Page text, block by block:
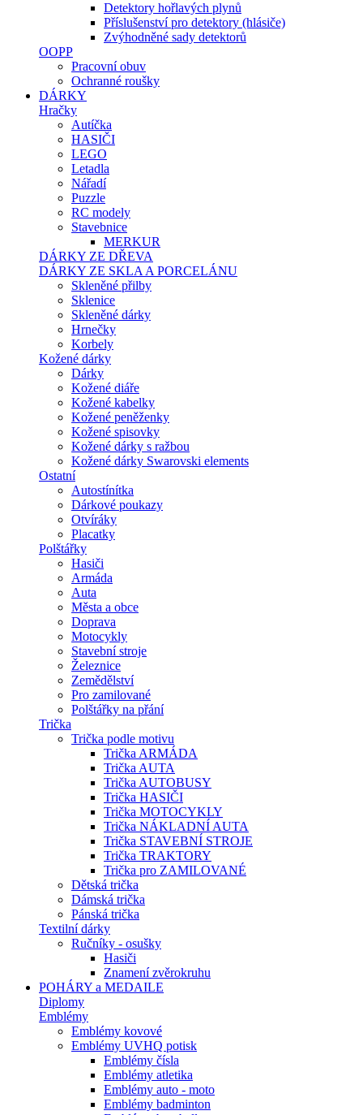
Detektory hořlavých plynů
Příslušenství pro detektory (hlásiče)
Zvýhodněné sady detektorů
OOPP
Pracovní obuv
Ochranné roušky
DÁRKY
Hračky
Autíčka
HASIČI
LEGO
Letadla
Nářadí
Puzzle
RC modely
Stavebnice
MERKUR
DÁRKY ZE DŘEVA
DÁRKY ZE SKLA A PORCELÁNU
Skleněné přilby
Sklenice
Skleněné dárky
Hrnečky
Korbely
Kožené dárky
Dárky
Kožené diáře
Kožené kabelky
Kožené peněženky
Kožené spisovky
Kožené dárky s ražbou
Kožené dárky Swarovski elements
Ostatní
Autostínítka
Dárkové poukazy
Otvíráky
Placatky
Polštářky
Hasiči
Armáda
Auta
Města a obce
Doprava
Motocykly
Stavební stroje
Železnice
Zemědělství
Pro zamilované
Polštářky na přání
Trička
Trička podle motivu
Trička ARMÁDA
Trička AUTA
Trička AUTOBUSY
Trička HASIČI
Trička MOTOCYKLY
Trička NÁKLADNÍ AUTA
Trička STAVEBNÍ STROJE
Trička TRAKTORY
Trička pro ZAMILOVANÉ
Dětská trička
Dámská trička
Pánská trička
Textilní dárky
Ručníky - osušky
Hasiči
Znamení zvěrokruhu
POHÁRY a MEDAILE
Diplomy
Emblémy
Emblémy kovové
Emblémy UVHQ potisk
Emblémy čísla
Emblémy atletika
Emblémy auto - moto
Emblémy badminton